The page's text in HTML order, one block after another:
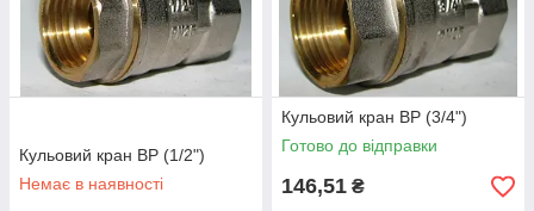
Кульовий кран ВР (1/2")
Немає в наявності
Кульовий кран ВР (3/4")
Готово до відправки
146,51 ₴